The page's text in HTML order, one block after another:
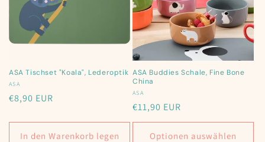
ASA Tischset "Koala", Lederoptik
Anbieter:
ASA
Normaler
€8,90 EUR
In den Warenkorb legen
ASA Buddies Schale, Fine Bone
China
Anbieter:
ASA
Normaler
Preis
€11,90 EUR
Optionen auswählen